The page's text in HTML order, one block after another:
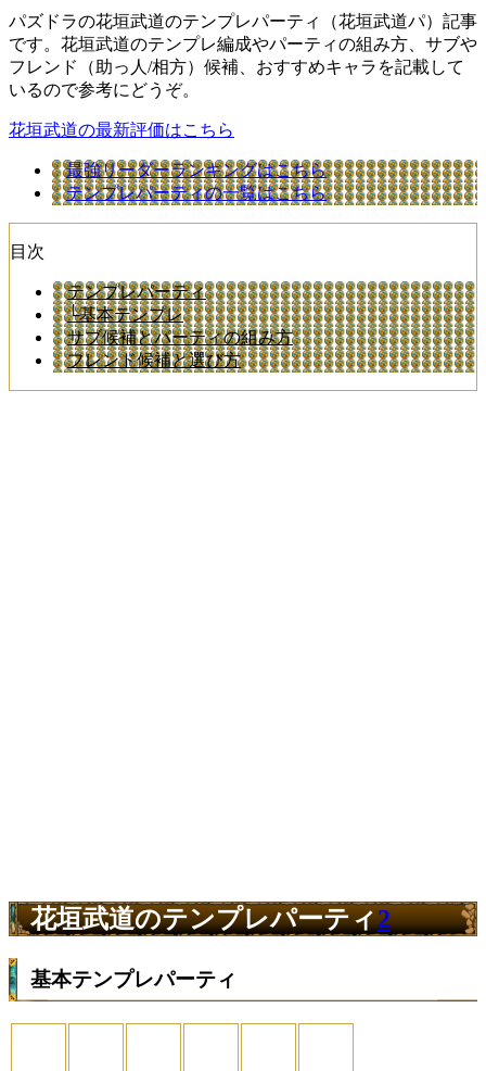
パズドラの花垣武道のテンプレパーティ（花垣武道パ）記事
です。花垣武道のテンプレ編成やパーティの組み方、サブや
フレンド（助っ人/相方）候補、おすすめキャラを記載して
いるので参考にどうぞ。
花垣武道の最新評価はこちら
最強リーダーランキングはこちら
テンプレパーティの一覧はこちら
目次
テンプレパーティ
└基本テンプレ
サブ候補とパーティの組み方
フレンド候補と選び方
花垣武道のテンプレパーティ2
基本テンプレパーティ